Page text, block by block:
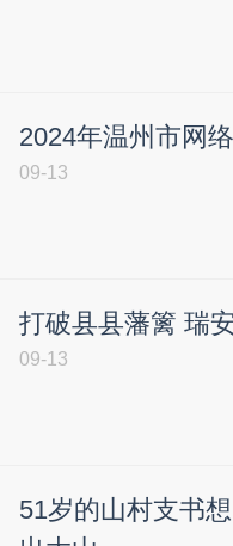
2024年温州市网
09-13
打破县县藩篱 瑞
09-13
51岁的山村支书